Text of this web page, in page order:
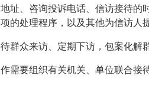
、咨询投诉电话、信访接待
的处理程序，以及其他为信访人
众来访、定期下访，包案化解
要组织有关机关、单位联合接